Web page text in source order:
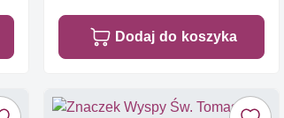
Dodaj do koszyka